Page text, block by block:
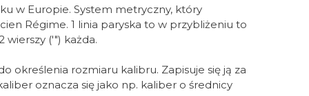
Cyfrowe
Okrągłe
Złote
Tytanowe
Złote
Cyfrowe
Złote
Tytanowe
Brąz
Traser
Union Glashütte
Wenger
w Europie. System metryczny, który
Régime. 1 linia paryska to w przybliżeniu to
wierszy ('") każda.
określenia rozmiaru kalibru. Zapisuje się ją za
oznacza się jako np. kaliber o średnicy